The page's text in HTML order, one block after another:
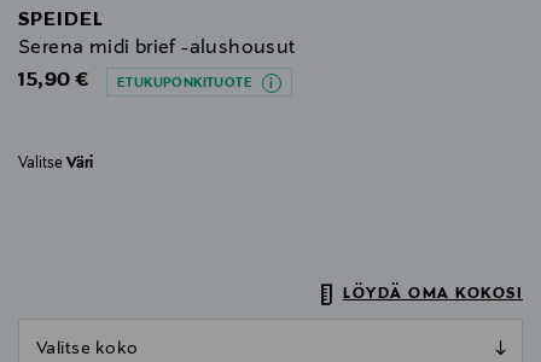
SPEIDEL
Serena midi brief -alushousut
Original Price
15,90 € ETUKUPONKITUOTE
Valitse Väri
LÖYDÄ OMA KOKOSI